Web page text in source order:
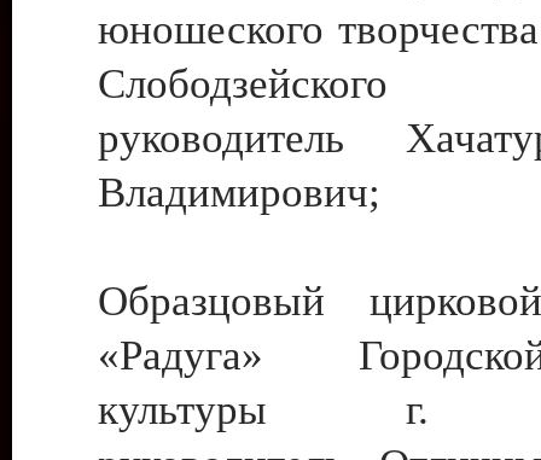
юношеского
руководитель
Владимирович;
Образцовый
«Радуга»
культуры г.